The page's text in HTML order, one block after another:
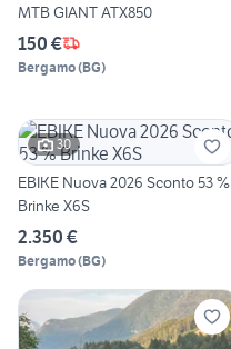
MTB GIANT ATX850
150 €
Bergamo(BG)
30
EBIKE Nuova 2026 Sconto 53 %
Brinke X6S
2.350 €
Bergamo(BG)